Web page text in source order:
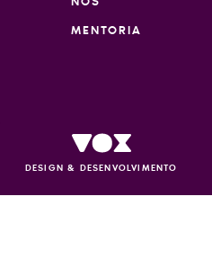
NÓS
MENTORIA
DESIGN & DESENVOLVIMENTO